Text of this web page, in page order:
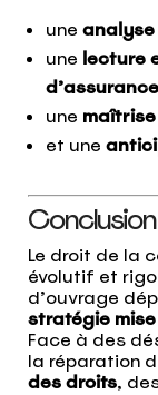
une
une lecture
d’assurance
une
et une
Conclusion
Le droit de la
évolutif et
d’ouvrage
stratégie
Face à des
la réparation
des droits,